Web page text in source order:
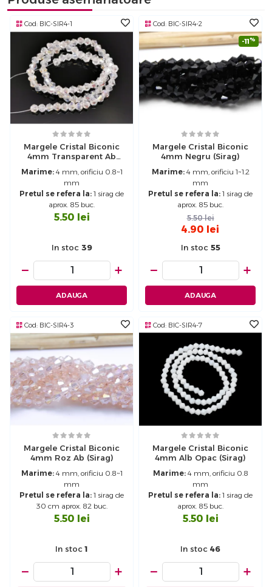
Cod: BIC-SIR4-1
Margele Cristal Biconic
4mm Transparent Ab
Marime:4 mm, orificiu 0.8~1
mm
Pretul se refera la: 1 sirag de
aprox. 85 buc.
5.50 lei
In stoc 39
− +
ADAUGA
Cod: BIC-SIR4-2
-11%
Margele Cristal Biconic
4mm Negru (sirag)
Marime:4 mm, orificiu 1~1.2
mm
Pretul se refera la: 1 sirag de
aprox. 85 buc.
5.50 lei
4.90 lei
In stoc 55
− +
ADAUGA
Cod: BIC-SIR4-3
Margele Cristal Biconic
4mm Roz Ab (sirag)
Marime:4 mm, orificiu 0.8~1
mm
Pretul se refera la: 1 sirag de
30 cm aprox. 82 buc.
5.50 lei
In stoc1
− +
Cod: BIC-SIR4-7
Margele Cristal Biconic
4mm Alb Opac (sirag)
Marime:4 mm, orificiu 0.8
mm
Pretul se refera la: 1 sirag de
aprox. 85 buc.
5.50 lei
In stoc 46
− +